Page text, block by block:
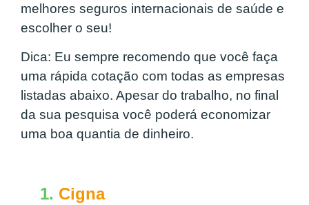
melhores seguros internacionais de saúde e
escolher o seu!
Dica: Eu sempre recomendo que você faça
uma rápida cotação com todas as empresas
listadas abaixo. Apesar do trabalho, no final
da sua pesquisa você poderá economizar
uma boa quantia de dinheiro.
1. Cigna